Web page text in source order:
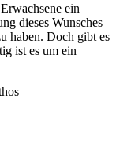
ein
dieses Wunsches
haben. Doch gibt es
ist es um ein